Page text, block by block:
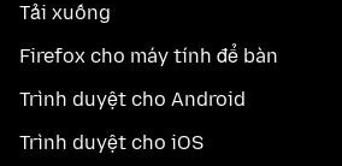
Tải xuống
Firefox cho máy tính để bàn
Trình duyệt cho Android
Trình duyệt cho iOS